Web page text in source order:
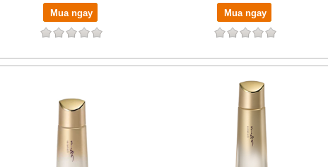
Mua ngay Mua ngay